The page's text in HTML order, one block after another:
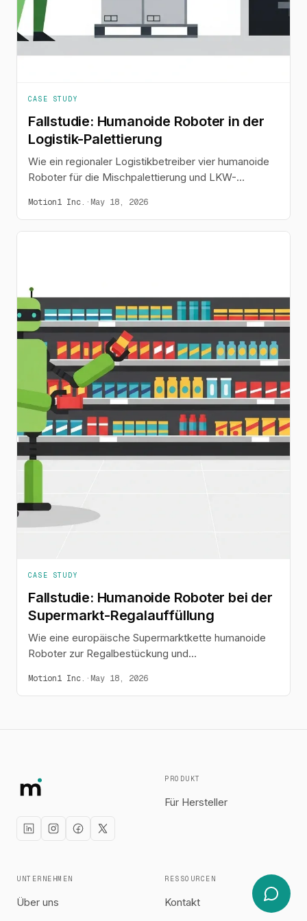
CASE STUDY
Fallstudie: Humanoide Roboter in der
Logistik-Palettierung
Wie ein regionaler Logistikbetreiber vier humanoide
Roboter für die Mischpalettierung und LKW-
steigerte.
Motion1 Inc. · May 18, 2026
CASE STUDY
Fallstudie: Humanoide Roboter bei der
Supermarkt-Regalauffüllung
Wie eine europäische Supermarktkette humanoide
Roboter zur Regalbestückung und
Motion1 Inc. · May 18, 2026
PRODUKT
Für Hersteller
UNTERNEHMEN
Über uns
RESSOURCEN
Kontakt